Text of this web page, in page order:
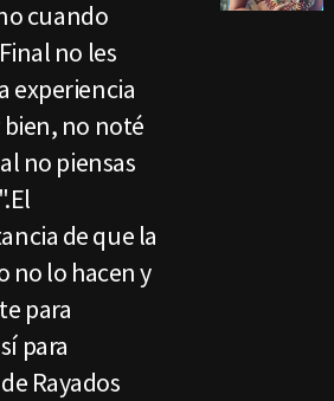
cuando
no les
experiencia
bien, no noté
no piensas
de que la
no lo hacen y
para
para
Rayados